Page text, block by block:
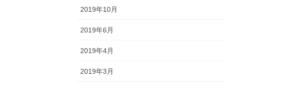
2019年10月
2019年6月
2019年4月
2019年3月